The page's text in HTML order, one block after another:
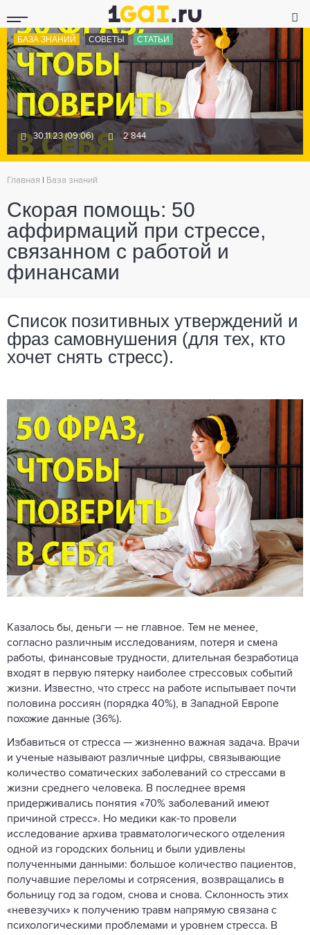
БАЗА ЗНАНИЙ СОВЕТЫ СТАТЬИ
30.11.23 (09:06) 2 844
Главная База знаний
Скорая помощь: 50
аффирмаций при стрессе,
связанном с работой и
финансами
Список позитивных утверждений и
фраз самовнушения (для тех, кто
хочет снять стресс).
Казалось бы, деньги — не главное. Тем не менее,
согласно различным исследованиям, потеря и смена
работы, финансовые трудности, длительная безработица
входят в первую пятерку наиболее стрессовых событий
жизни. Известно, что стресс на работе испытывает почти
половина россиян (порядка 40%), в Западной Европе
похожие данные (36%).
Избавиться от стресса — жизненно важная задача. Врачи
и ученые называют различные цифры, связывающие
количество соматических заболеваний со стрессами в
жизни среднего человека. В последнее время
придерживались понятия «70% заболеваний имеют
причиной стресс». Но медики как-то провели
исследование архива травматологического отделения
одной из городских больниц и были удивлены
полученными данными: большое количество пациентов,
получавшие переломы и сотрясения, возвращались в
больницу год за годом, снова и снова. Склонность этих
«невезучих» к получению травм напрямую связана с
психологическими проблемами и уровнем стресса. В